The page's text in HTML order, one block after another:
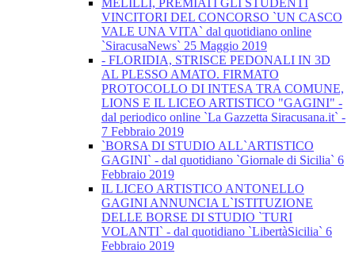
MELILLI, PREMIATI GLI STUDENTI
VINCITORI DEL CONCORSO `UN CASCO
VALE UNA VITA` dal quotidiano online
`SiracusaNews` 25 Maggio 2019
- FLORIDIA, STRISCE PEDONALI IN 3D
AL PLESSO AMATO. FIRMATO
PROTOCOLLO DI INTESA TRA COMUNE,
LIONS E IL LICEO ARTISTICO "GAGINI" -
dal periodico online `La Gazzetta Siracusana.it` -
7 Febbraio 2019
`BORSA DI STUDIO ALL`ARTISTICO
GAGINI` - dal quotidiano `Giornale di Sicilia` 6
Febbraio 2019
IL LICEO ARTISTICO ANTONELLO
GAGINI ANNUNCIA L`ISTITUZIONE
DELLE BORSE DI STUDIO `TURI
VOLANTI` - dal quotidiano `LibertàSicilia` 6
Febbraio 2019